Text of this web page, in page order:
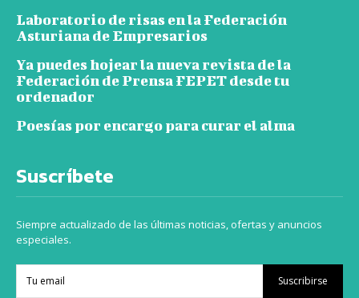
Laboratorio de risas en la Federación
Asturiana de Empresarios
Ya puedes hojear la nueva revista de la
Federación de Prensa FEPET desde tu
ordenador
Poesías por encargo para curar el alma
Suscríbete
Siempre actualizado de las últimas noticias, ofertas y anuncios
especiales.
Suscribirse